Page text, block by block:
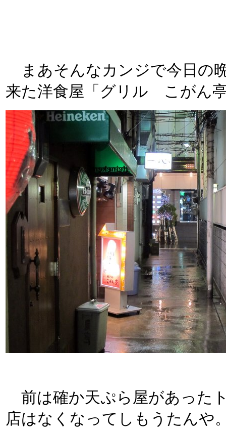
まあそんなカンジで今日の
来た洋食屋「グリル こがん
前は確か天ぷら屋があった
店はなくなってしもうたんや